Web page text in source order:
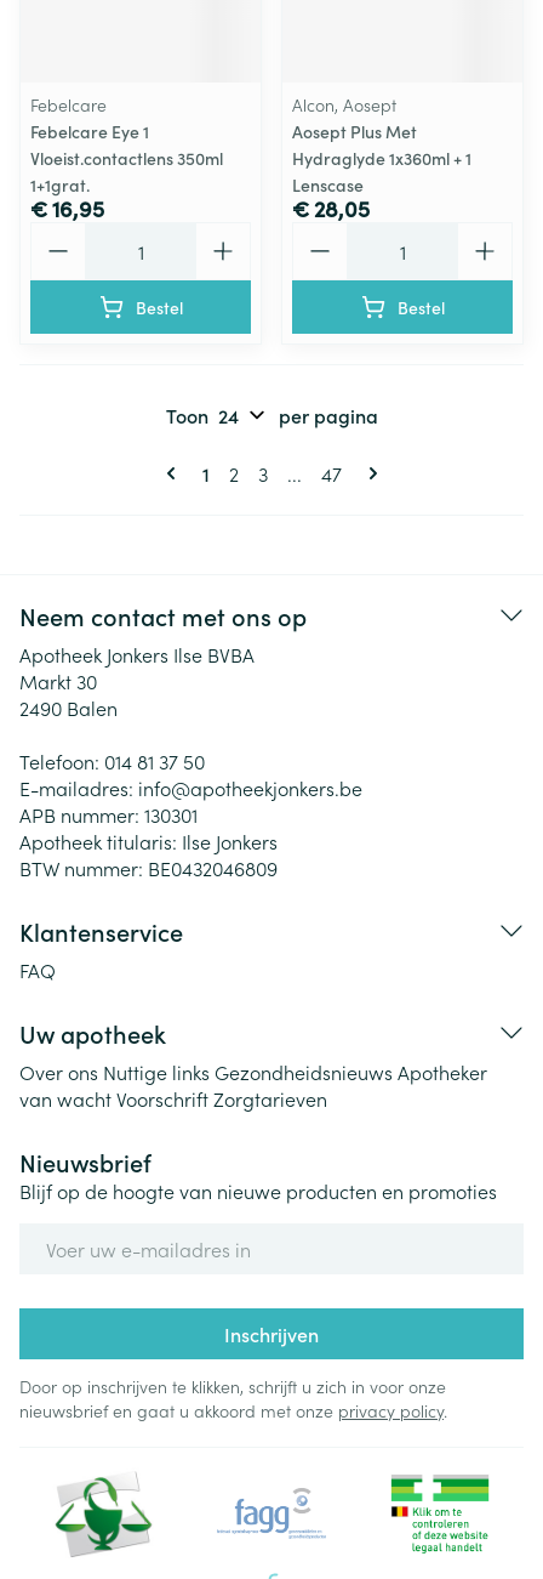
Febelcare
Febelcare Eye 1
Vloeist.contactlens 350ml
1+1grat.
€ 16,95
Bestel
Alcon, Aosept
Aosept Plus Met
Hydraglyde 1x360ml + 1
Lenscase
€ 28,05
Bestel
Pagina's
U lees momenteel pagina
1 Pagina
2 Pagina
3 ... Pagina
47
Toon per pagina
Neem contact met ons op
Apotheek Jonkers Ilse BVBA
Markt 30
2490 Balen
Telefoon: 014 81 37 50
E-mailadres: info@apotheekjonkers.be
APB nummer: 130301
Apotheek titularis: Ilse Jonkers
BTW nummer: BE0432046809
Klantenservice
FAQ
Uw apotheek
Over ons Nuttige links Gezondheidsnieuws Apotheker
van wachtVoorschriftZorgtarieven
Nieuwsbrief
Blijf op de hoogte van nieuwe producten en promoties
Inschrijven
Door op inschrijven te klikken, schrijft u zich in voor onze
nieuwsbrief en gaat u akkoord met onze privacy policy.